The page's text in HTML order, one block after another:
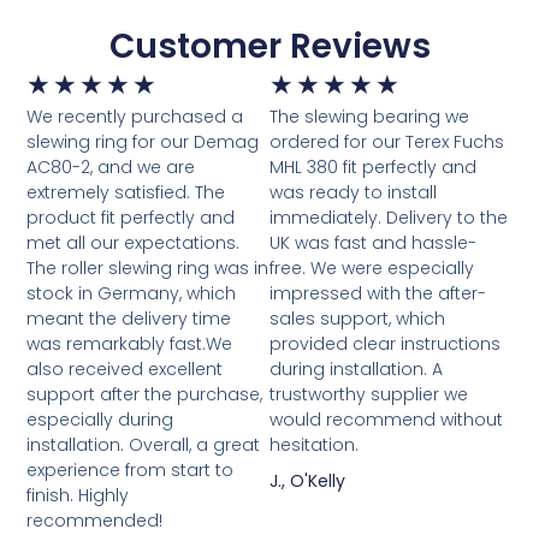
Customer Reviews
★ ★ ★ ★ ★
We recently purchased a
slewing ring for our Demag
AC80-2, and we are
extremely satisfied. The
product fit perfectly and
met all our expectations.
The roller slewing ring was in
stock in Germany, which
meant the delivery time
was remarkably fast.We
also received excellent
support after the purchase,
especially during
installation. Overall, a great
experience from start to
finish. Highly
recommended!
★ ★ ★ ★ ★
The slewing bearing we
ordered for our Terex Fuchs
MHL 380 fit perfectly and
was ready to install
immediately. Delivery to the
UK was fast and hassle-
free. We were especially
impressed with the after-
sales support, which
provided clear instructions
during installation. A
trustworthy supplier we
would recommend without
hesitation.
J., O'Kelly